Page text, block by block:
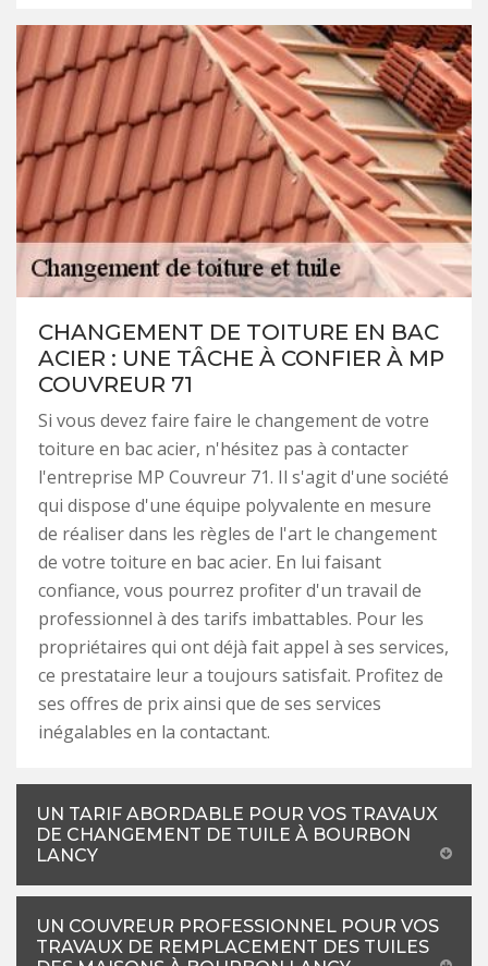
CHANGEMENT DE TOITURE EN BAC
ACIER : UNE TÂCHE À CONFIER À MP
COUVREUR 71
Si vous devez faire faire le changement de votre
toiture en bac acier, n'hésitez pas à contacter
l'entreprise MP Couvreur 71. Il s'agit d'une société
qui dispose d'une équipe polyvalente en mesure
de réaliser dans les règles de l'art le changement
de votre toiture en bac acier. En lui faisant
confiance, vous pourrez profiter d'un travail de
professionnel à des tarifs imbattables. Pour les
propriétaires qui ont déjà fait appel à ses services,
ce prestataire leur a toujours satisfait. Profitez de
ses offres de prix ainsi que de ses services
inégalables en la contactant.
UN TARIF ABORDABLE POUR VOS TRAVAUX
DE CHANGEMENT DE TUILE À BOURBON
LANCY
UN COUVREUR PROFESSIONNEL POUR VOS
TRAVAUX DE REMPLACEMENT DES TUILES